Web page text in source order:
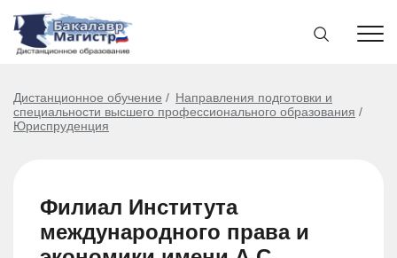
Дистанционное обучение
Направления подготовки и
специальности высшего профессионального образования
Юриспруденция
Филиал Института
международного права и